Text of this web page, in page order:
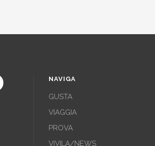
NAVIGA
GUSTA
VIAGGIA
PROVA
VIVILA/NEWS